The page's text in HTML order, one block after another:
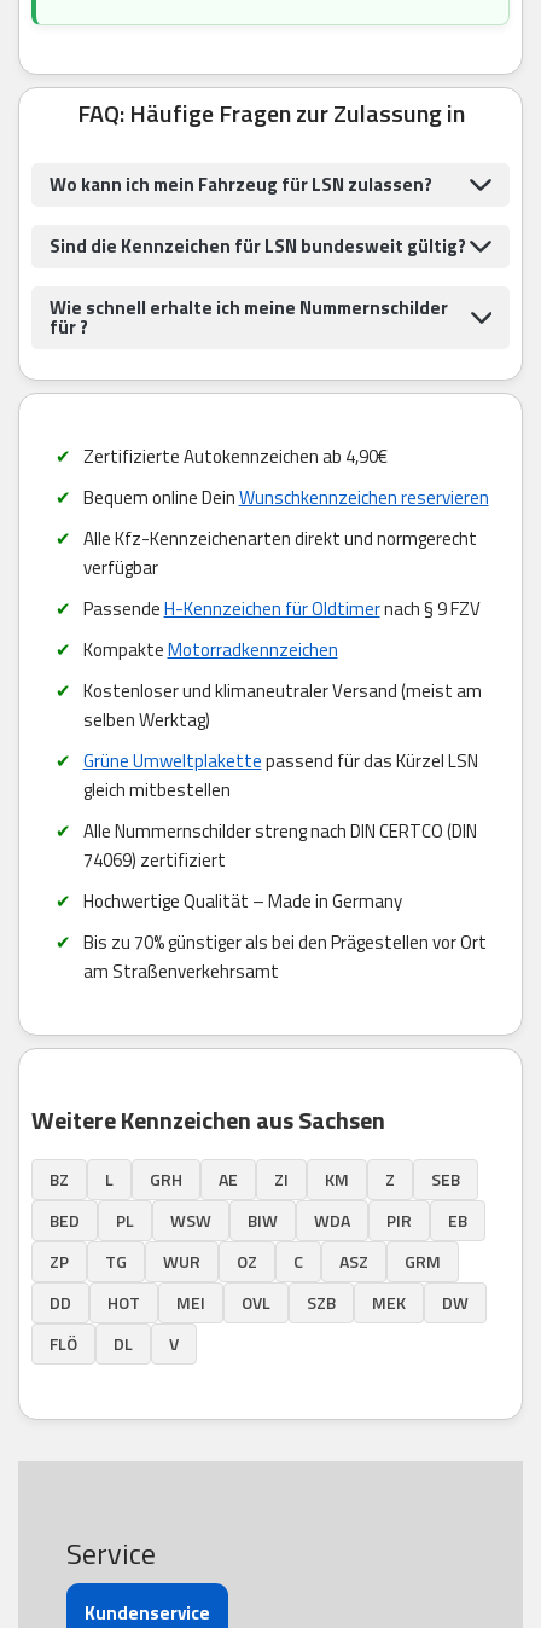
FAQ: Häufige Fragen zur Zulassung in
Wo kann ich mein Fahrzeug für LSN zulassen?
Sind die Kennzeichen für LSN bundesweit gültig?
Wie schnell erhalte ich meine Nummernschilder
für ?
Zertifizierte Autokennzeichen ab 4,90€
Bequem online DeinWunschkennzeichen reservieren
Alle Kfz-Kennzeichenarten direkt und normgerecht
verfügbar
PassendeH-Kennzeichen für Oldtimernach § 9 FZV
KompakteMotorradkennzeichen
Kostenloser und klimaneutraler Versand (meist am
selben Werktag)
Grüne Umweltplakettepassend für das Kürzel LSN
gleich mitbestellen
Alle Nummernschilder streng nach DIN CERTCO (DIN
74069) zertifiziert
Hochwertige Qualität – Made in Germany
Bis zu 70% günstiger als bei den Prägestellen vor Ort
am Straßenverkehrsamt
Weitere Kennzeichen aus Sachsen
BZ L GRH AE ZI KM Z
SEB
BED
PL WSW BIW WDA PIR
EB
ZP
TG WUR OZ C ASZ
GRM
DD
HOT MEI OVL SZB MEK
DW
FLÖ
DL V
Service
Kundenservice